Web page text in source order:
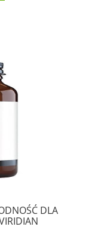
DLA